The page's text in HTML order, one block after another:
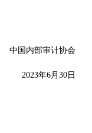
中国内部审计协会
2023年6月30日